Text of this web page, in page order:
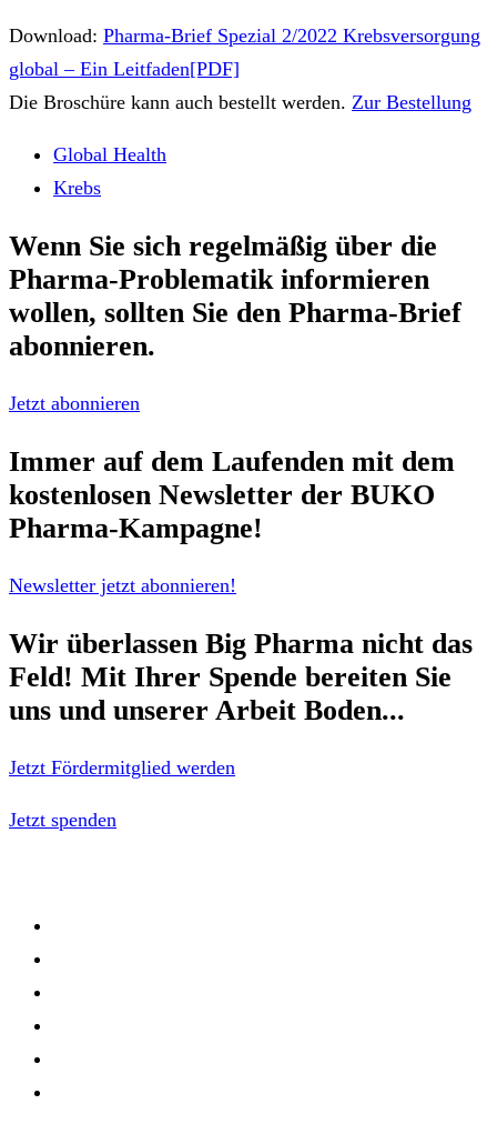
Download: Pharma-Brief Spezial 2/2022 Krebsversorgung
global – Ein Leitfaden[PDF]
Die Broschüre kann auch bestellt werden. Zur Bestellung
Global Health
Krebs
Wenn Sie sich regelmäßig über die
Pharma-Problematikinformieren
wollen, sollten Sie den Pharma-Brief
abonnieren.
Jetzt abonnieren
Immer auf dem Laufenden mit dem
kostenlosen Newsletter der BUKO
Pharma-Kampagne!
Newsletter jetzt abonnieren!
Wir überlassen Big Pharma nicht das
Feld! Mit Ihrer Spende bereiten Sie
uns und unserer Arbeit Boden...
Jetzt Fördermitglied werden
Jetzt spenden